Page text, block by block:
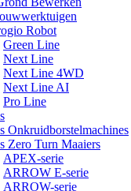
Robot
Green Line
Next Line
Next Line 4WD
Next Line AI
Pro Line
Onkruidborstelmachines
Zero Turn Maaiers
APEX-serie
ARROW E-serie
ARROW-serie